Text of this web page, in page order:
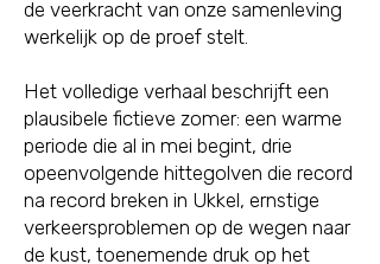
de veerkracht van onze samenleving
werkelijk op de proef stelt.
Het volledige verhaal beschrijft een
plausibele fictieve zomer: een warme
periode die al in mei begint, drie
opeenvolgende hittegolven die record
na record breken in Ukkel, ernstige
verkeersproblemen op de wegen naar
de kust, toenemende druk op het